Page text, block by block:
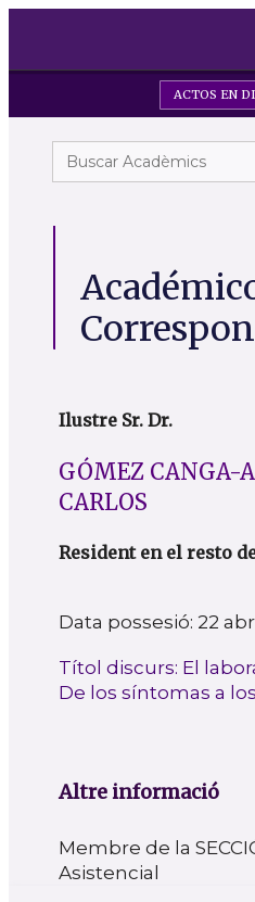
ACTOS EN
Ilustre Sr. Dr.
GÓMEZ CANGA-
CARLOS
Resident en el resto
Data possesió: 22
Títol discurs: El
De los síntomas a
Altre informació
Membre de la
Asistencial